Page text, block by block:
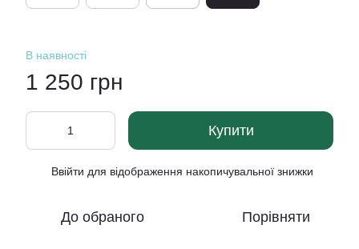
В наявності
1 250 грн
Купити
Ввійти для відображення накопичувальної знижки
До обраного Порівняти